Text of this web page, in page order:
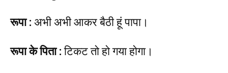
रूपा : अभी अभी आकर बैठी हूं पापा।
रूपा के पिता :टिकट तो हो गया होगा।